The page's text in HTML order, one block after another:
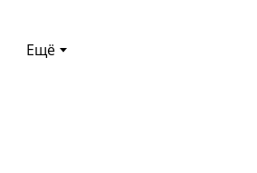
Ещё